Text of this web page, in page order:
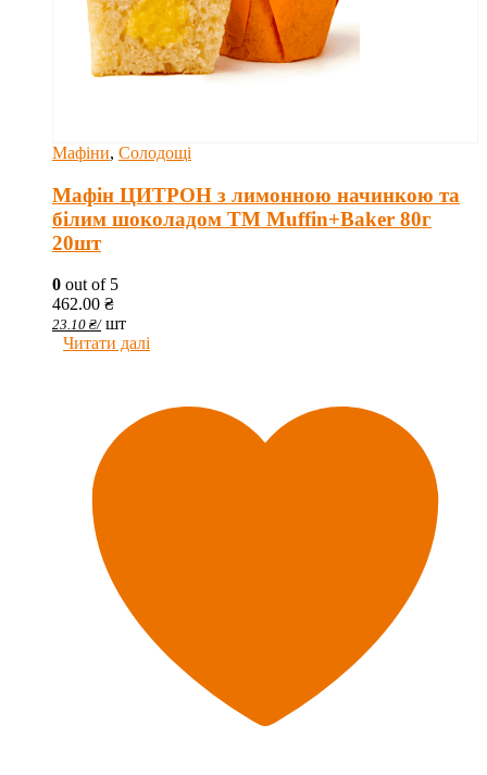
Мафіни, Солодощі
Мафін ЦИТРОН з лимонною начинкою та
білим шоколадом ТМ Muffin+Baker 80г
20шт
0 out of 5
462.00 ₴
23.10 ₴/ шт
Читати далі